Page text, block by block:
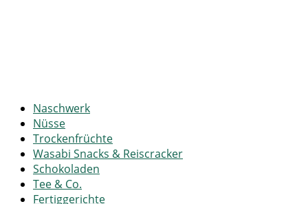
Naschwerk
Nüsse
Trockenfrüchte
Wasabi Snacks & Reiscracker
Schokoladen
Tee & Co.
Fertiggerichte